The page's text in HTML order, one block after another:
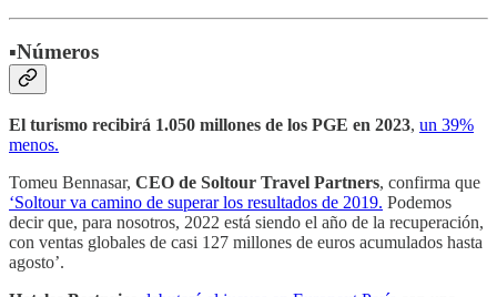
▪️Números
El turismo recibirá 1.050 millones de los PGE en 2023, un 39%
menos.
Tomeu Bennasar, CEO de Soltour Travel Partners, confirma que
‘Soltour va camino de superar los resultados de 2019. Podemos
decir que, para nosotros, 2022 está siendo el año de la recuperación,
con ventas globales de casi 127 millones de euros acumulados hasta
agosto’.